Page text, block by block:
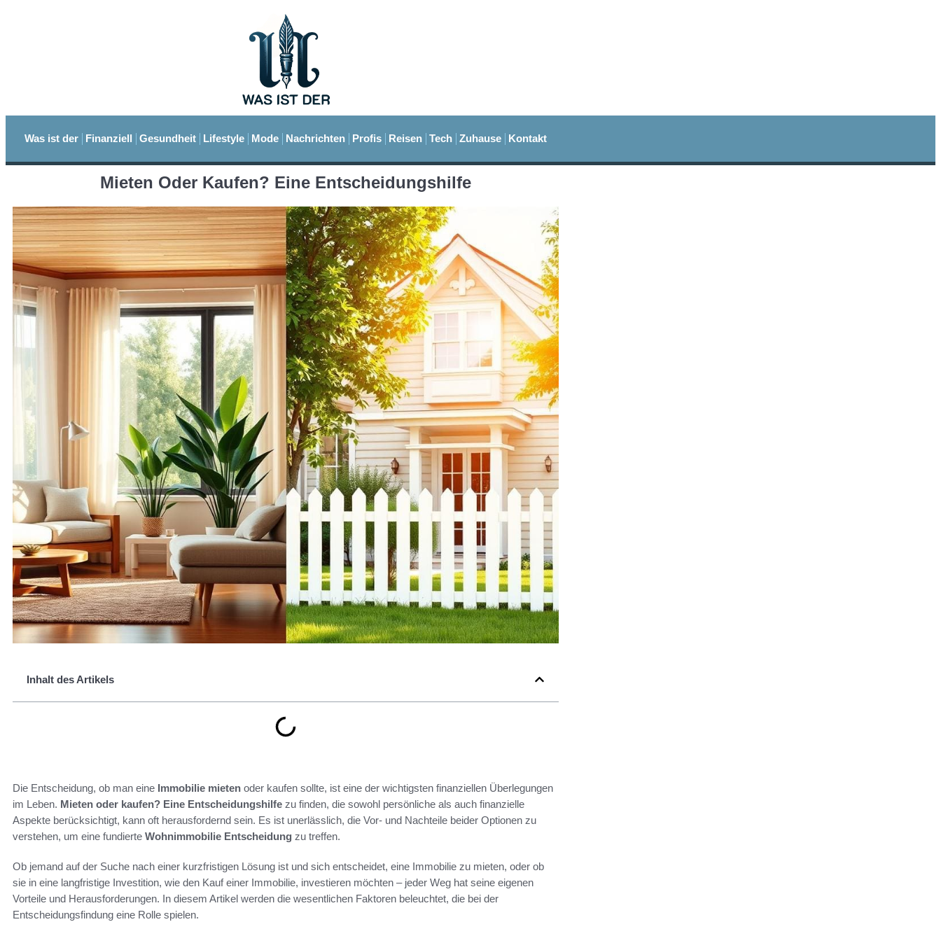
Was ist der Finanziell Gesundheit Lifestyle Mode Nachrichten Profis Reisen Tech Zuhause Kontakt
Mieten Oder Kaufen? Eine Entscheidungshilfe
Inhalt des Artikels
Die Entscheidung, ob man eine Immobilie mieten oder kaufen sollte, ist eine der wichtigsten finanziellen Überlegungen
im Leben. Mieten oder kaufen? Eine Entscheidungshilfe zu finden, die sowohl persönliche als auch finanzielle
Aspekte berücksichtigt, kann oft herausfordernd sein. Es ist unerlässlich, die Vor- und Nachteile beider Optionen zu
verstehen, um eine fundierte Wohnimmobilie Entscheidung zu treffen.
Ob jemand auf der Suche nach einer kurzfristigen Lösung ist und sich entscheidet, eine Immobilie zu mieten, oder ob
sie in eine langfristige Investition, wie den Kauf einer Immobilie, investieren möchten – jeder Weg hat seine eigenen
Vorteile und Herausforderungen. In diesem Artikel werden die wesentlichen Faktoren beleuchtet, die bei der
Entscheidungsfindung eine Rolle spielen.